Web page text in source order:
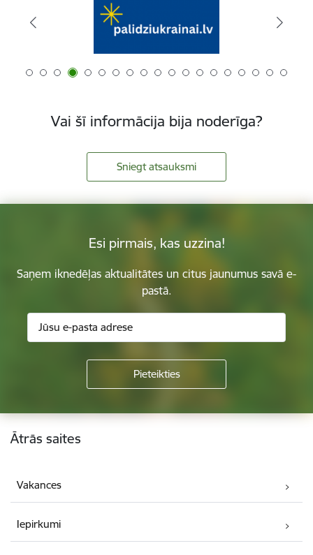
Vai šī informācija bija noderīga?
Sniegt atsauksmi
Esi pirmais, kas uzzina!
Saņem iknedēļas aktualitātes un citus jaunumus savā e-
pastā.
Kājene
Ātrās saites
Vakances
Iepirkumi